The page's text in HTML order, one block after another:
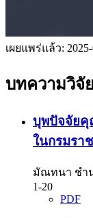
เผยแพร่แล้ว:
บทความวิจัย
บุพปัจจัยคุ
ในกรมรา
มัณทนา ชำ
1-20
PDF